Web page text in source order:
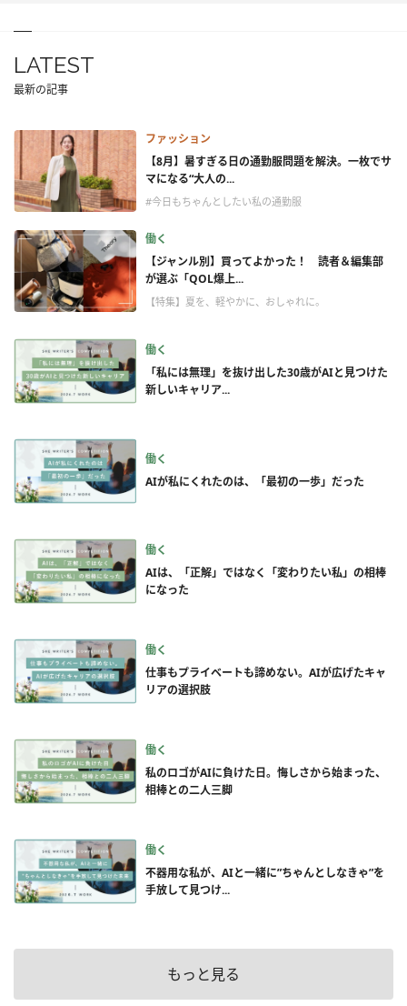
LATEST
最新の記事
ファッション
【8月】暑すぎる日の通勤服問題を解決。一枚でサ
マになる“大人の...
#今日もちゃんとしたい私の通勤服
働く
【ジャンル別】買ってよかった！ 読者＆編集部
が選ぶ「QOL爆上...
【特集】夏を、軽やかに、おしゃれに。
働く
「私には無理」を抜け出した30歳がAIと見つけた
新しいキャリア...
働く
AIが私にくれたのは、「最初の一歩」だった
働く
AIは、「正解」ではなく「変わりたい私」の相棒
になった
働く
仕事もプライベートも諦めない。AIが広げたキャ
リアの選択肢
働く
私のロゴがAIに負けた日。悔しさから始まった、
相棒との二人三脚
働く
不器用な私が、AIと一緒に”ちゃんとしなきゃ”を
手放して見つけ...
もっと見る